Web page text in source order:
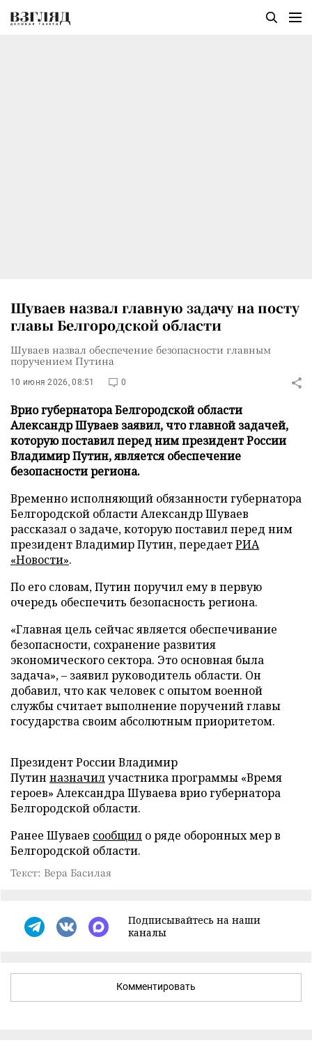
Шуваев назвал главную задачу на посту
главы Белгородской области
Шуваев назвал обеспечение безопасности главным
поручением Путина
10 июня 2026, 08:51 0
Врио губернатора Белгородской области
Александр Шуваев заявил, что главной задачей,
которую поставил перед ним президент России
Владимир Путин, является обеспечение
безопасности региона.
Временно исполняющий обязанности губернатора
Белгородской области Александр Шуваев
рассказал о задаче, которую поставил перед ним
президент Владимир Путин, передаетРИА
«Новости».
По его словам, Путин поручил ему в первую
очередь обеспечить безопасность региона.
«Главная цель сейчас является обеспечивание
безопасности, сохранение развития
экономического сектора. Это основная была
задача», – заявил руководитель области. Он
добавил, что как человек с опытом военной
службы считает выполнение поручений главы
государства своим абсолютным приоритетом.
Президент России Владимир
Путин назначилучастника программы «Время
героев» Александра Шуваева врио губернатора
Белгородской области.
Ранее Шуваев сообщил о ряде оборонных мер в
Белгородской области.
Текст: Вера Басилая
Подписывайтесь на наши
каналы
Комментировать